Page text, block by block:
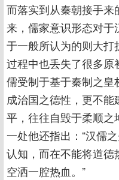
而落实到从秦朝接手
来，儒家意识形态对
于一般所认为的则大
过程中也丢失了很多原
儒受制于基于秦制之
成治国之德性，更不
平，往往自毁于柔顺之
一处他还指出：“汉儒
认知，而在不能将道
空洒一腔热血。”